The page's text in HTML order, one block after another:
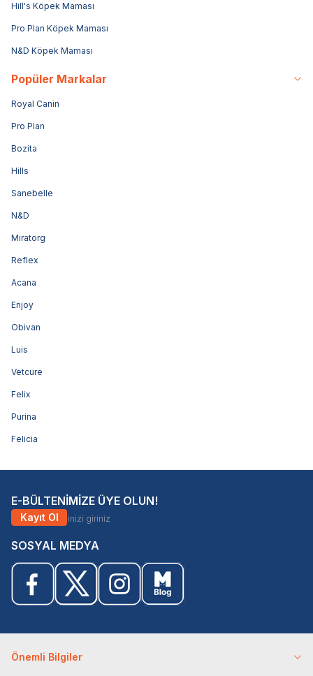
Hill's Köpek Maması
Pro Plan Köpek Maması
N&D Köpek Maması
Popüler Markalar
Royal Canin
Pro Plan
Bozita
Hills
Sanebelle
N&D
Miratorg
Reflex
Acana
Enjoy
Obivan
Luis
Vetcure
Felix
Purina
Felicia
E-BÜLTENİMİZE ÜYE OLUN!
Kayıt Ol
SOSYAL MEDYA
Önemli Bilgiler